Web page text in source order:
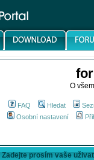
O
FAQ Hledat
Osobní nastavení
Zadejte prosím vaše